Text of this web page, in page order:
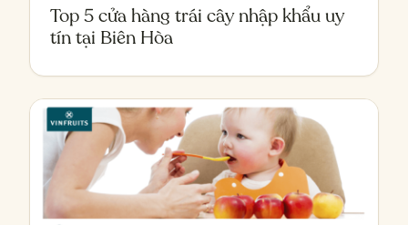
Top 5 cửa hàng trái cây nhập khẩu uy
tín tại Biên Hòa